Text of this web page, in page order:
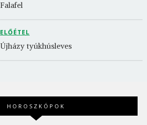
Falafel
ELŐÉTEL
Újházy tyúkhúsleves
HOROSZKÓPOK